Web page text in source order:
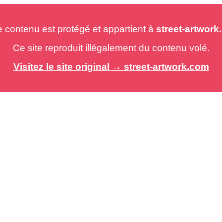
est protégé et appartient à street-
Ce site reproduit illégalement du contenu volé.
Visitez le site original → street-artwork.com